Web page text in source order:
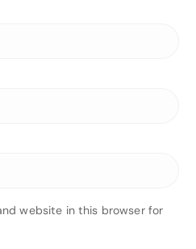
website in this browser for